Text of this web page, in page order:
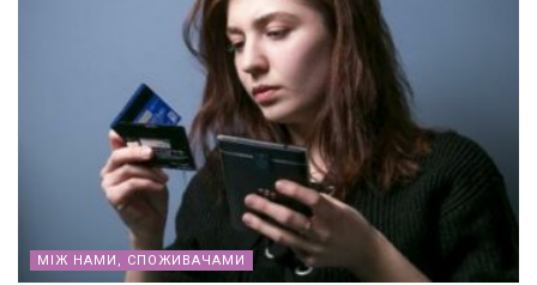
МІЖ НАМИ, СПОЖИВАЧАМИ